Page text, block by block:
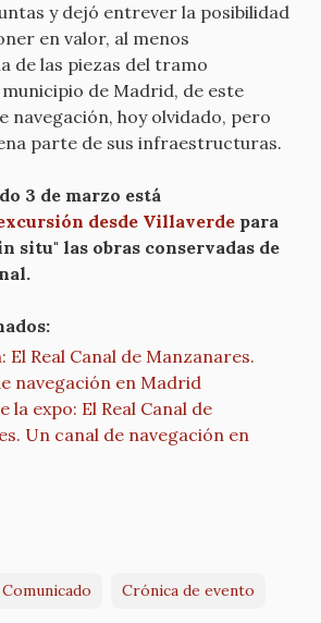
y dejó entrever la posibilidad
en valor, al menos
de las piezas del tramo
de Madrid, de este
navegación, hoy olvidado, pero
parte de sus infraestructuras.
3 de marzo está
desde Villaverde para
situ" las obras conservadas de
El Real Canal de Manzanares.
navegación en Madrid
la expo: El Real Canal de
Un canal de navegación en
Crónica de evento